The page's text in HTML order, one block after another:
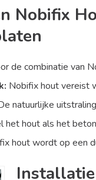
Nobifix
de combinatie van
Nobifix hout vereist
natuurlijke
het hout als het
hout wordt op een